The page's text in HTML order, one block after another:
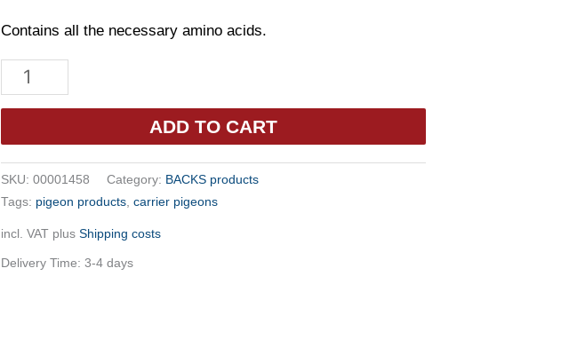
Contains all the necessary amino acids.
Backs
Glut-
1l
quantity
ADD TO CART
SKU: 00001458 Category: BACKS products
Tags: pigeon products, carrier pigeons
incl. VAT plus Shipping costs
Delivery Time: 3-4 days